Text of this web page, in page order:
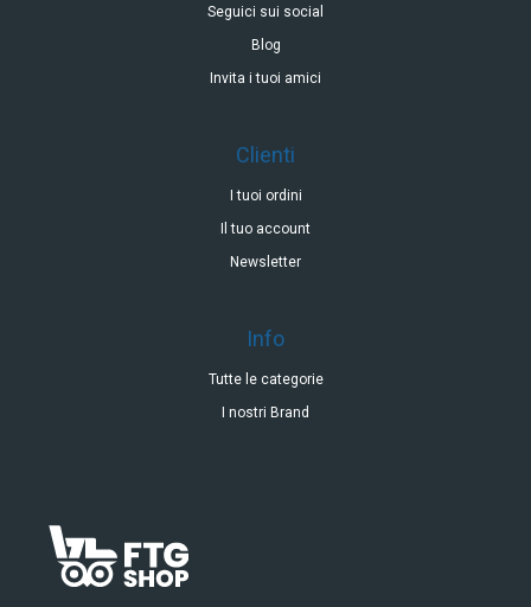
Seguici sui social
Blog
Invita i tuoi amici
Clienti
I tuoi ordini
Il tuo account
Newsletter
Info
Tutte le categorie
I nostri Brand